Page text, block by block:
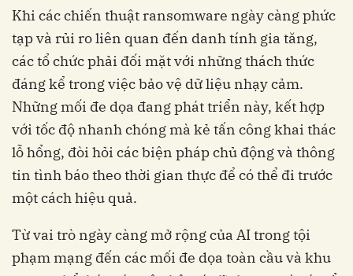
Khi các chiến thuật ransomware ngày càng phức
tạp và rủi ro liên quan đến danh tính gia tăng,
các tổ chức phải đối mặt với những thách thức
đáng kể trong việc bảo vệ dữ liệu nhạy cảm.
Những mối đe dọa đang phát triển này, kết hợp
với tốc độ nhanh chóng mà kẻ tấn công khai thác
lỗ hổng, đòi hỏi các biện pháp chủ động và thông
tin tình báo theo thời gian thực để có thể đi trước
một cách hiệu quả.
Từ vai trò ngày càng mở rộng của AI trong tội
phạm mạng đến các mối đe dọa toàn cầu và khu